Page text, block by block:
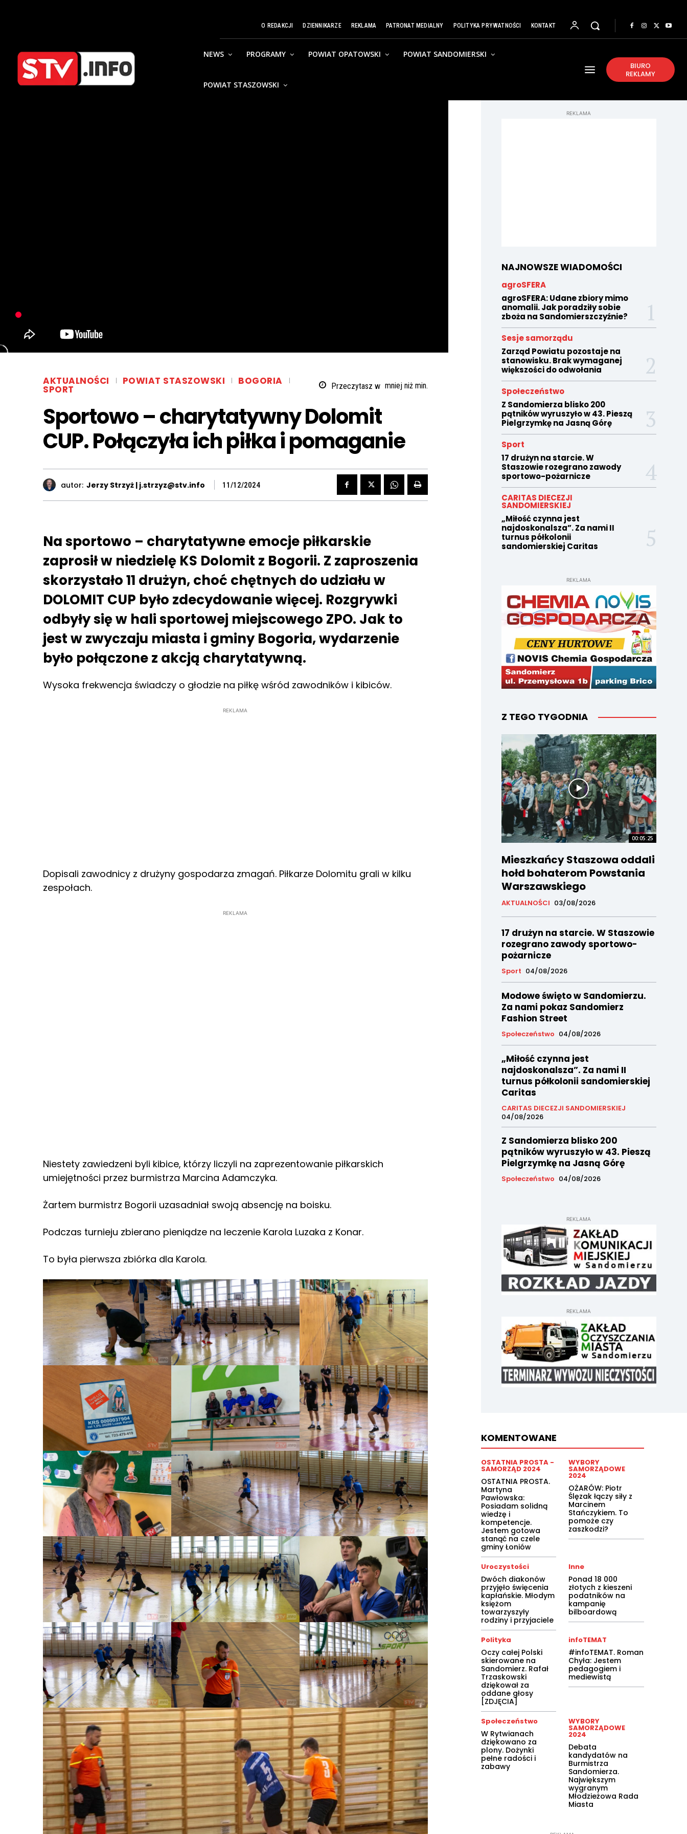
O REDAKCJI DZIENNIKARZE REKLAMA PATRONAT MEDIALNY POLITYKA PRYWATNOŚCI KONTAKT
NEWS PROGRAMY POWIAT OPATOWSKI POWIAT SANDOMIERSKI
POWIAT STASZOWSKI
BIURO
REKLAMY
AKTUALNOŚCI POWIAT STASZOWSKI BOGORIA
SPORT Przeczytasz w mniej niżmin.
Sportowo – charytatywny Dolomit
CUP. Połączyła ich piłka i pomaganie
autor: Jerzy Strzyż | j.strzyz@stv.info 11/12/2024
Na sportowo – charytatywne emocje piłkarskie
zaprosił w niedzielę KS Dolomit z Bogorii. Z zaproszenia
skorzystało 11 drużyn, choć chętnych do udziału w
DOLOMIT CUP było zdecydowanie więcej. Rozgrywki
odbyły się w hali sportowej miejscowego ZPO. Jak to
jest w zwyczaju miasta i gminy Bogoria, wydarzenie
było połączone z akcją charytatywną.
Wysoka frekwencja świadczy o głodzie na piłkę wśród zawodników i kibiców.
REKLAMA
Dopisali zawodnicy z drużyny gospodarza zmagań. Piłkarze Dolomitu grali w kilku
zespołach.
REKLAMA
Niestety zawiedzeni byli kibice, którzy liczyli na zaprezentowanie piłkarskich
umiejętności przez burmistrza Marcina Adamczyka.
Żartem burmistrz Bogorii uzasadniał swoją absencję na boisku.
Podczas turnieju zbierano pieniądze na leczenie Karola Luzaka z Konar.
To była pierwsza zbiórka dla Karola.
REKLAMA
NAJNOWSZE WIADOMOŚCI
agroSFERA
agroSFERA: Udane zbiory mimo
anomalii. Jak poradziły sobie
zboża na Sandomierszczyźnie?
Sesje samorządu
Zarząd Powiatu pozostaje na
stanowisku. Brak wymaganej
większości do odwołania
Społeczeństwo
Z Sandomierza blisko 200
pątników wyruszyło w 43. Pieszą
Pielgrzymkę na Jasną Górę
Sport
17 drużyn na starcie. W
Staszowie rozegrano zawody
sportowo-pożarnicze
CARITAS DIECEZJI
SANDOMIERSKIEJ
„Miłość czynna jest
najdoskonalsza”. Za nami II
turnus półkolonii
sandomierskiej Caritas
REKLAMA
Z TEGO TYGODNIA
00:05:25
Mieszkańcy Staszowa oddali
hołd bohaterom Powstania
Warszawskiego
AKTUALNOŚCI 03/08/2026
17 drużyn na starcie. W Staszowie
rozegrano zawody sportowo-
pożarnicze
Sport 04/08/2026
Modowe święto w Sandomierzu.
Za nami pokaz Sandomierz
Fashion Street
Społeczeństwo 04/08/2026
„Miłość czynna jest
najdoskonalsza”. Za nami II
turnus półkolonii sandomierskiej
Caritas
CARITAS DIECEZJI SANDOMIERSKIEJ
04/08/2026
Z Sandomierza blisko 200
pątników wyruszyło w 43. Pieszą
Pielgrzymkę na Jasną Górę
Społeczeństwo 04/08/2026
REKLAMA
REKLAMA
KOMENTOWANE
OSTATNIA PROSTA -
SAMORZĄD 2024
OSTATNIA PROSTA.
Martyna
Pawłowska:
Posiadam solidną
wiedzę i
kompetencje.
Jestem gotowa
stanąć na czele
gminy Łoniów
WYBORY
SAMORZĄDOWE
2024
OŻARÓW: Piotr
Ślęzak łączy siły z
Marcinem
Stańczykiem. To
pomoże czy
zaszkodzi?
Uroczystości
Dwóch diakonów
przyjęło święcenia
kapłańskie. Młodym
księżom
towarzyszyły
rodziny i przyjaciele
Inne
Ponad 18 000
złotych z kieszeni
podatników na
kampanię
bilboardową
Polityka
Oczy całej Polski
skierowane na
Sandomierz. Rafał
Trzaskowski
dziękował za
oddane głosy
[ZDJĘCIA]
infoTEMAT
#infoTEMAT. Roman
Chyła: Jestem
pedagogiem i
mediewistą
Społeczeństwo
W Rytwianach
dziękowano za
plony. Dożynki
pełne radości i
zabawy
WYBORY
SAMORZĄDOWE
2024
Debata
kandydatów na
Burmistrza
Sandomierza.
Największym
wygranym
Młodzieżowa Rada
Miasta